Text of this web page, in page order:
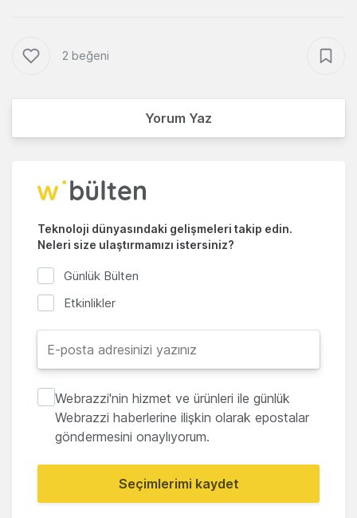
2 beğeni
Yorum Yaz
Teknoloji dünyasındaki gelişmeleri takip edin.
Neleri size ulaştırmamızı istersiniz?
Günlük Bülten
Etkinlikler
Webrazzi'nin hizmet ve ürünleri ile günlük
Webrazzi haberlerine ilişkin olarak epostalar
göndermesini onaylıyorum.
Seçimlerimi kaydet